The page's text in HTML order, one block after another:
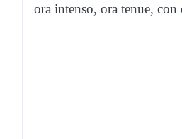
ora intenso, ora tenue,